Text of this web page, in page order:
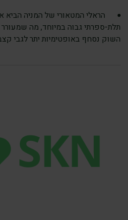
הראלי המטאורי של המניה הביא
תלת-ספרתי גבוה במיוחד, מה שמעורר
השוק נסחף באופטימיות יתר לגבי